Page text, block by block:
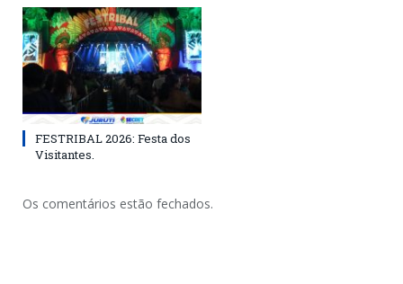
FESTRIBAL 2026: Festa dos
Visitantes.
Os comentários estão fechados.